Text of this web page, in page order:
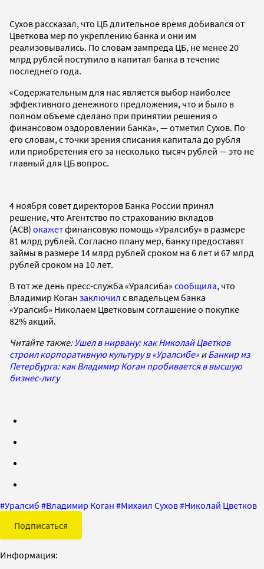
Сухов рассказал, что ЦБ длительное время добивался от
Цветкова мер по укреплению банка и они им
реализовывались. По словам зампреда ЦБ, не менее 20
млрд рублей поступило в капитал банка в течение
последнего года.
«Содержательным для нас является выбор наиболее
эффективного денежного предложения, что и было в
полном объеме сделано при принятии решения о
финансовом оздоровлении банка», — отметил Сухов. По
его словам, с точки зрения списания капитала до рубля
или приобретения его за несколько тысяч рублей — это не
главный для ЦБ вопрос.
4 ноября совет директоров Банка России принял
решение, что Агентство по страхованию вкладов
(АСВ) окажетфинансовую помощь «Уралсибу» в размере
81 млрд рублей. Согласно плану мер, банку предоставят
займы в размере 14 млрд рублей сроком на 6 лет и 67 млрд
рублей сроком на 10 лет.
В тот же день пресс-служба «Уралсиба» сообщила, что
Владимир Коган заключил с владельцем банка
«Уралсиб» Николаем Цветковым соглашение о покупке
82% акций.
Читайте также: Ушел в нирвану: как Николай Цветков
строил корпоративную культуру в «Уралсибе»иБанкир из
Петербурга: как Владимир Коган пробивается в высшую
бизнес-лигу
#Уралсиб #Владимир Коган #Михаил Сухов#Николай Цветков
Подписаться
Информация: